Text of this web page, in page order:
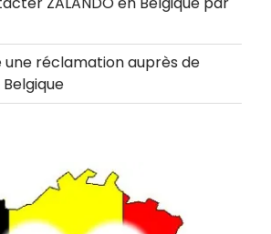
réclamation auprès de
Belgique